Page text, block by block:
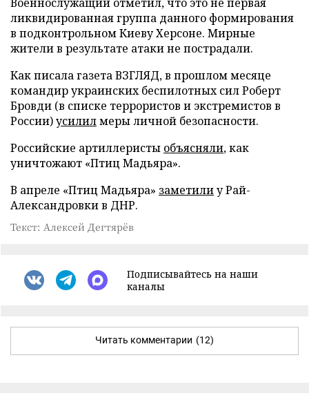
ликвидированная группа данного формирования
в подконтрольном Киеву Херсоне. Мирные
жители в результате атаки не пострадали.
Как писала газета ВЗГЛЯД, в прошлом месяце
командир украинских беспилотных сил Роберт
Бровди (в списке террористов и экстремистов в
России)усилилмеры личной безопасности.
Российские артиллеристы объясняли, как
уничтожают «Птиц Мадьяра».
В апреле «Птиц Мадьяра» заметилиу Рай-
Александровки в ДНР.
Текст: Алексей Дегтярёв
Подписывайтесь на наши
каналы
Читать комментарии (12)